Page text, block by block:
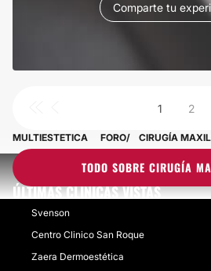
Comparte tu
1 2
TODO SOBRE CIRUGÍA
MULTIESTETICA FORO CIRUGÍA
ÚLTIMAS CLÍNICAS VISTAS
Svenson
Centro Clinico San Roque
Zaera Dermoestética